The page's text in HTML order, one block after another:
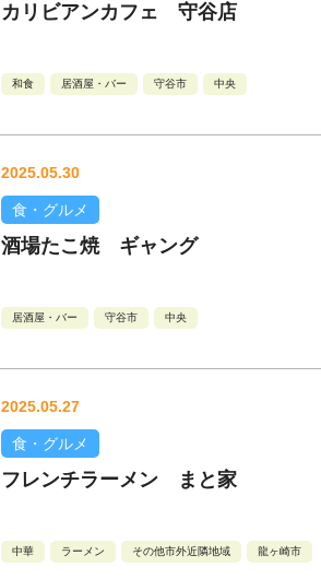
カリビアンカフェ 守谷店
和食 居酒屋・バー 守谷市 中央
2025.05.30
食・グルメ
酒場たこ焼 ギャング
居酒屋・バー 守谷市 中央
2025.05.27
食・グルメ
フレンチラーメン まと家
中華 ラーメン その他市外近隣地域 龍ヶ崎市